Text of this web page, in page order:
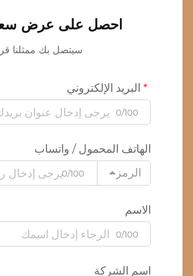
احصل على عرض
سيتصل بك ممثلنا
البريد الإلكتروني
0/100
الهاتف المحمول / واتساب
الرمز
0/100
الاسم
0/100
اسم الشركة